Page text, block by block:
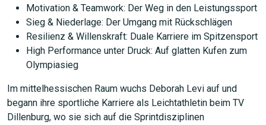
Motivation & Teamwork: Der Weg in den Leistungssport
Sieg & Niederlage: Der Umgang mit Rückschlägen
Resilienz & Willenskraft: Duale Karriere im Spitzensport
High Performance unter Druck: Auf glatten Kufen zum
Olympiasieg
Im mittelhessischen Raum wuchs Deborah Levi auf und
begann ihre sportliche Karriere als Leichtathletin beim TV
Dillenburg, wo sie sich auf die Sprintdisziplinen